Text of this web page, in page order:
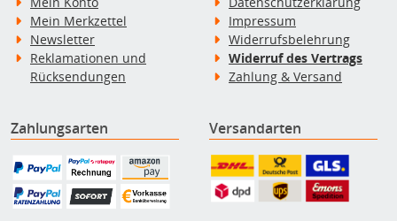
Mein Merkzettel
Newsletter
Reklamationen und
Rücksendungen
Impressum
Widerrufsbelehrung
Widerruf des Vertrags
Zahlung & Versand
Zahlungsarten Versandarten